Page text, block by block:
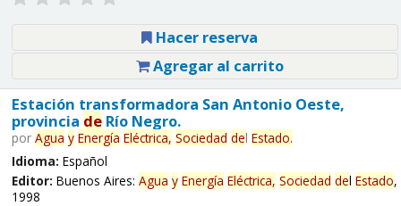
Hacer reserva
Agregar al carrito
Estación transformadora San Antonio Oeste,
provincia deRío Negro.
por Agua y Energía Eléctrica, Sociedad del Estado.
Idioma: Español
Editor: Buenos Aires: Agua y Energía Eléctrica, Sociedad del Estado,
1998